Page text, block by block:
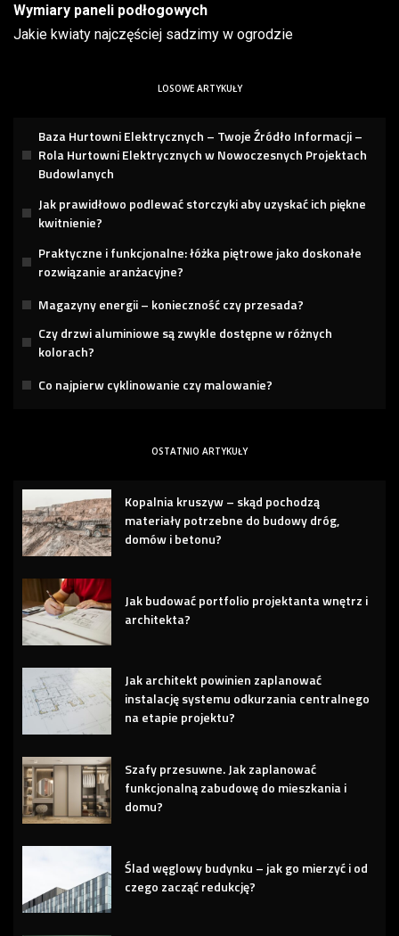
Wymiary paneli podłogowych
Jakie kwiaty najczęściej sadzimy w ogrodzie
LOSOWE ARTYKUŁY
Baza Hurtowni Elektrycznych – Twoje Źródło Informacji –
Rola Hurtowni Elektrycznych w Nowoczesnych Projektach
Budowlanych
Jak prawidłowo podlewać storczyki aby uzyskać ich piękne
kwitnienie?
Praktyczne i funkcjonalne: łóżka piętrowe jako doskonałe
rozwiązanie aranżacyjne?
Magazyny energii – konieczność czy przesada?
Czy drzwi aluminiowe są zwykle dostępne w różnych
kolorach?
Co najpierw cyklinowanie czy malowanie?
OSTATNIO ARTYKUŁY
Kopalnia kruszyw – skąd pochodzą
materiały potrzebne do budowy dróg,
domów i betonu?
Jak budować portfolio projektanta wnętrz i
architekta?
Jak architekt powinien zaplanować
instalację systemu odkurzania centralnego
na etapie projektu?
Szafy przesuwne. Jak zaplanować
funkcjonalną zabudowę do mieszkania i
domu?
Ślad węglowy budynku – jak go mierzyć i od
czego zacząć redukcję?